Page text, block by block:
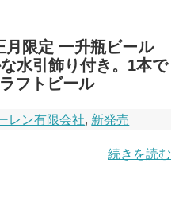
月限定 一升瓶ビール
水引飾り付き。1本で
フトビール
レン有限会社, 新発売
続きを読む